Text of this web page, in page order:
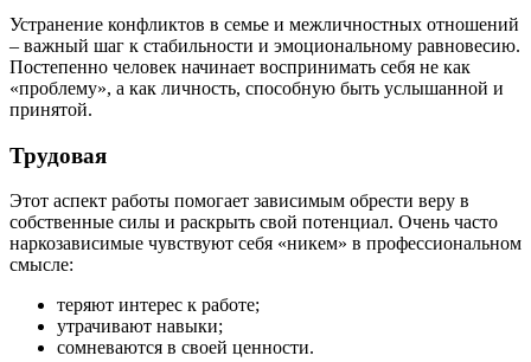
Устранение конфликтов в семье и межличностных отношений
– важный шаг к стабильности и эмоциональному равновесию.
Постепенно человек начинает воспринимать себя не как
«проблему», а как личность, способную быть услышанной и
принятой.
Трудовая
Этот аспект работы помогает зависимым обрести веру в
собственные силы и раскрыть свой потенциал. Очень часто
наркозависимые чувствуют себя «никем» в профессиональном
смысле:
теряют интерес к работе;
утрачивают навыки;
сомневаются в своей ценности.